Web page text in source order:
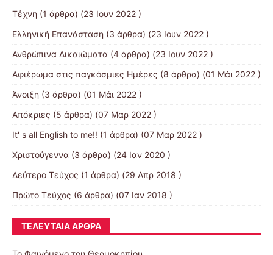
Τέχνη (1 άρθρα) (23 Ιουν 2022 )
Ελληνική Επανάσταση (3 άρθρα) (23 Ιουν 2022 )
Ανθρώπινα Δικαιώματα (4 άρθρα) (23 Ιουν 2022 )
Αφιέρωμα στις παγκόσμιες Ημέρες (8 άρθρα) (01 Μάι 2022 )
Άνοιξη (3 άρθρα) (01 Μάι 2022 )
Απόκριες (5 άρθρα) (07 Μαρ 2022 )
It' s all English to me!! (1 άρθρα) (07 Μαρ 2022 )
Χριστούγεννα (3 άρθρα) (24 Ιαν 2020 )
Δεύτερο Τεύχος (1 άρθρα) (29 Απρ 2018 )
Πρώτο Τεύχος (6 άρθρα) (07 Ιαν 2018 )
ΤΕΛΕΥΤΑΊΑ ΆΡΘΡΑ